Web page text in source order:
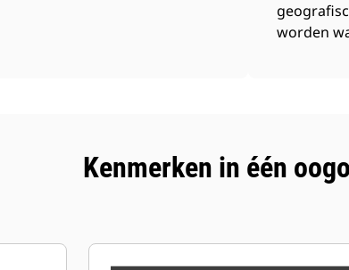
worden
Kenmerken in één